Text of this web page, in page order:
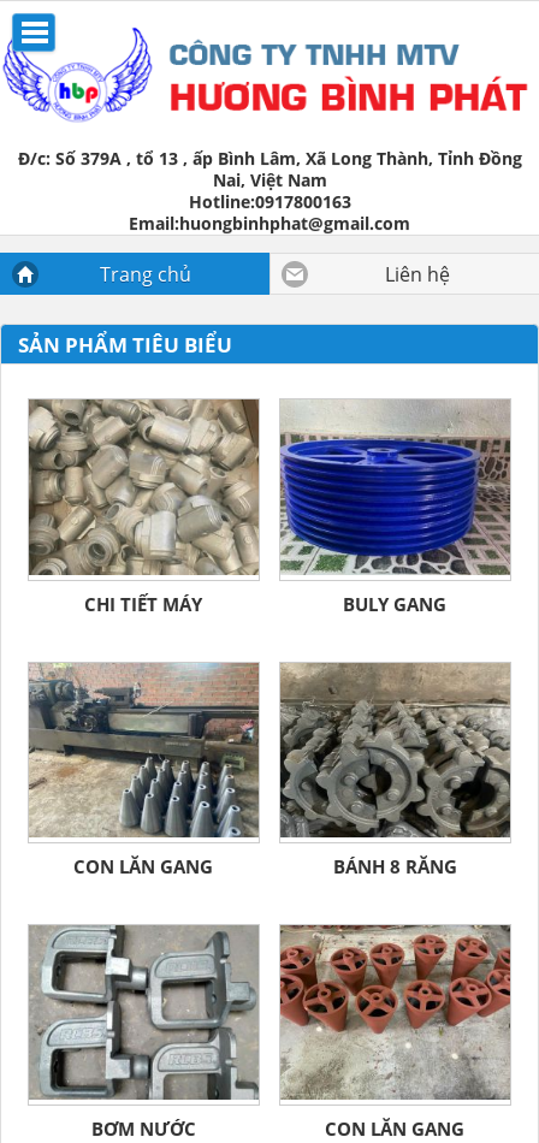
Đ/c: Số 379A , tổ 13 , ấp Bình Lâm, Xã Long Thành, Tỉnh Đồng
Nai, Việt Nam
Hotline:0917800163
Email:huongbinhphat@gmail.com
Trang chủ Liên hệ
SẢN PHẨM TIÊU BIỂU
CHI TIẾT MÁY BULY GANG
CON LĂN GANG BÁNH 8 RĂNG
BƠM NƯỚC CON LĂN GANG